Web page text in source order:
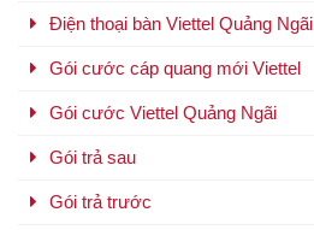
Điện thoại bàn Viettel Quảng Ngãi
Gói cước cáp quang mới Viettel
Gói cước Viettel Quảng Ngãi
Gói trả sau
Gói trả trước